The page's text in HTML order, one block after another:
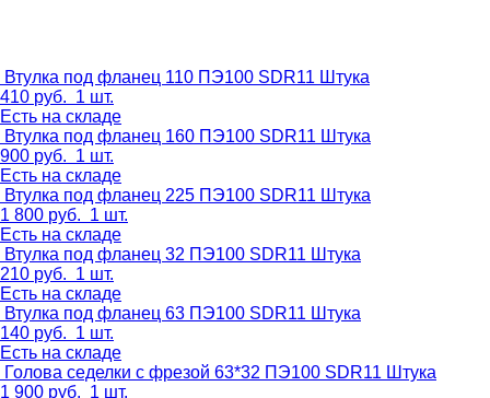
Втулка под фланец 110 ПЭ100 SDR11 Штука
410 руб. 1 шт.
Есть на складе
Втулка под фланец 160 ПЭ100 SDR11 Штука
900 руб. 1 шт.
Есть на складе
Втулка под фланец 225 ПЭ100 SDR11 Штука
1 800 руб. 1 шт.
Есть на складе
Втулка под фланец 32 ПЭ100 SDR11 Штука
210 руб. 1 шт.
Есть на складе
Втулка под фланец 63 ПЭ100 SDR11 Штука
140 руб. 1 шт.
Есть на складе
Голова седелки с фрезой 63*32 ПЭ100 SDR11 Штука
1 900 руб. 1 шт.